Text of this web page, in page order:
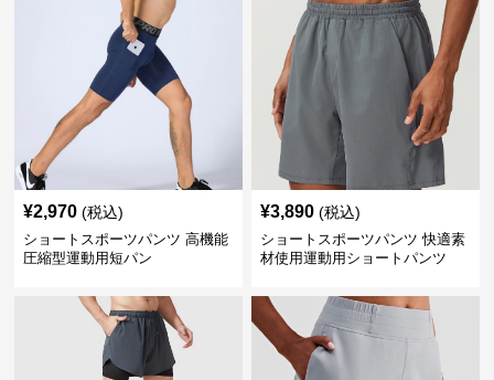
¥2,970 (税込)
ショートスポーツパンツ 高機能
圧縮型運動用短パン
¥3,890 (税込)
ショートスポーツパンツ 快適素
材使用運動用ショートパンツ